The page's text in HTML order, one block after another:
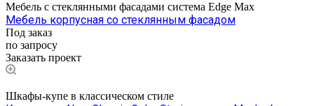
Мебель с стеклянными фасадами система Edge Max
Мебель корпусная со стеклянным фасадом
Под заказ
по запросу
Заказать проект
Шкафы-купе в классическом стиле